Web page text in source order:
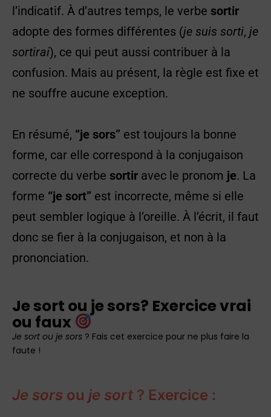
l’indicatif. À d’autres temps, le verbe sortir
adopte des formes différentes (je suis sorti, je
sortirai), ce qui peut aussi contribuer à la
confusion. Mais au présent, la règle est fixe et
ne souffre aucune exception.
En résumé, “je sors” est toujours la bonne
forme, car elle correspond à la conjugaison
correcte du verbe sortir avec le pronom je. La
forme “je sort” est incorrecte, même si elle
peut sembler logique à l’oreille. À l’écrit, il faut
donc se fier à la conjugaison, et non à la
prononciation.
Je sort ou je sors? Exercice vrai
ou faux
Je sort ou je sors ? Fais cet exercice pour ne plus faire la
faute !
Je sors ou je sort ? Exercice :